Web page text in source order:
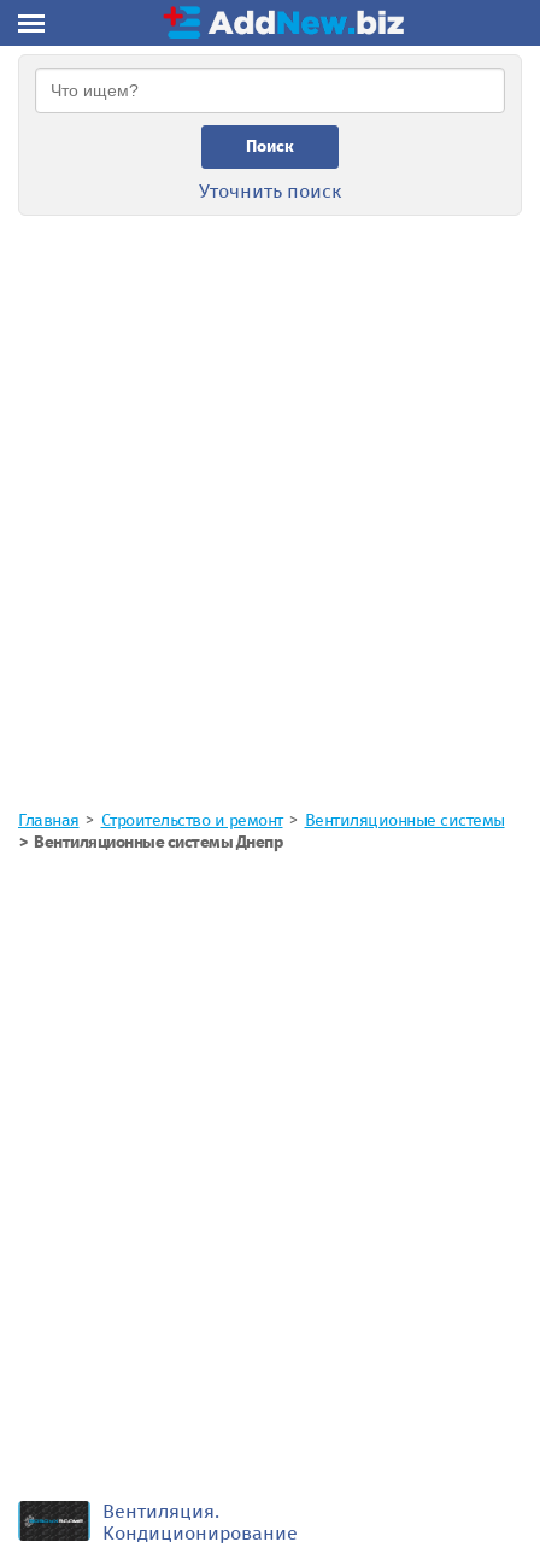
Поиск
Уточнить поиск
Главная Строительство и ремонт
Вентиляционные системы
Вентиляционные системы Днепр
Вентиляция.
Кондиционирование